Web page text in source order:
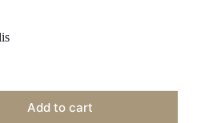
Add to cart